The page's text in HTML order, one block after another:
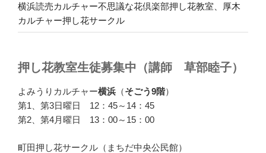
横浜読売カルチャー不思議な花倶楽部押し花教室、厚木
カルチャー押し花サークル
押し花教室生徒募集中（講師 草部睦子）
よみうりカルチャー横浜 （そごう9階）
第1、第3日曜日 12：45～14：45
第2、第4月曜日 13：00～15：00
町田押し花サークル（まちだ中央公民館）